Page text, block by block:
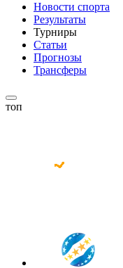
Новости спорта
Результаты
Турниры
Статьи
Прогнозы
Трансферы
топ